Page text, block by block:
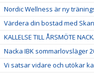
Nordic Wellness är ny
Värdera din bostad med
KALLELSE TILL ÅRSMÖTE
Nacka IBK sommarlovsläger
Vi satsar vidare och utökar